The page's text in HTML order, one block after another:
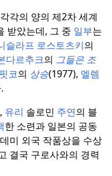
각의 양의 제2차 세계
받았는데, 그 중 일부는
슬라프 로스토츠키의
다르추크의 그들은 조
코의 상승(1977), 엘렘
, 유리 솔로민 주연의 블
한 소련과 일본의 공동
미 외국 작품상을 수상
결국 구로사와의 경력